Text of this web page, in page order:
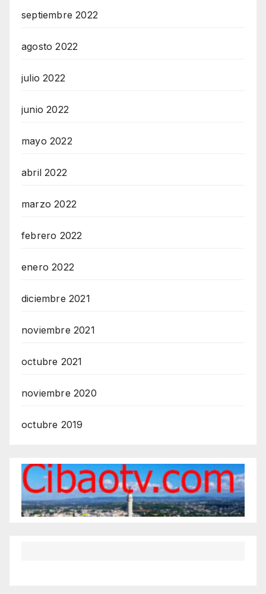
septiembre 2022
agosto 2022
julio 2022
junio 2022
mayo 2022
abril 2022
marzo 2022
febrero 2022
enero 2022
diciembre 2021
noviembre 2021
octubre 2021
noviembre 2020
octubre 2019